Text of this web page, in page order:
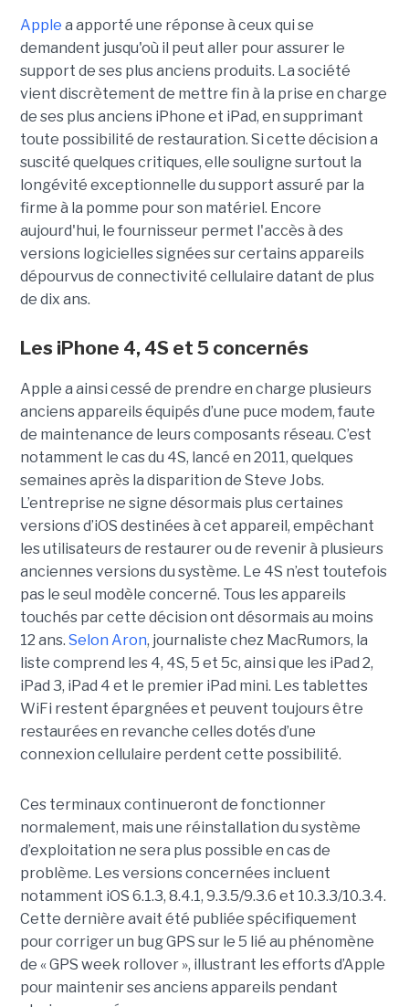
Apple a apporté une réponse à ceux qui se
demandent jusqu'où il peut aller pour assurer le
support de ses plus anciens produits. La société
vient discrètement de mettre fin à la prise en charge
de ses plus anciens iPhone et iPad, en supprimant
toute possibilité de restauration. Si cette décision a
suscité quelques critiques, elle souligne surtout la
longévité exceptionnelle du support assuré par la
firme à la pomme pour son matériel. Encore
aujourd'hui, le fournisseur permet l'accès à des
versions logicielles signées sur certains appareils
dépourvus de connectivité cellulaire datant de plus
de dix ans.
Les iPhone 4, 4S et 5 concernés
Apple a ainsi cessé de prendre en charge plusieurs
anciens appareils équipés d’une puce modem, faute
de maintenance de leurs composants réseau. C’est
notamment le cas du 4S, lancé en 2011, quelques
semaines après la disparition de Steve Jobs.
L’entreprise ne signe désormais plus certaines
versions d’iOS destinées à cet appareil, empêchant
les utilisateurs de restaurer ou de revenir à plusieurs
anciennes versions du système. Le 4S n’est toutefois
pas le seul modèle concerné. Tous les appareils
touchés par cette décision ont désormais au moins
12 ans. Selon Aron, journaliste chez MacRumors, la
liste comprend les 4, 4S, 5 et 5c, ainsi que les iPad 2,
iPad 3, iPad 4 et le premier iPad mini. Les tablettes
WiFi restent épargnées et peuvent toujours être
restaurées en revanche celles dotés d’une
connexion cellulaire perdent cette possibilité.
Ces terminaux continueront de fonctionner
normalement, mais une réinstallation du système
d’exploitation ne sera plus possible en cas de
problème. Les versions concernées incluent
notamment iOS 6.1.3, 8.4.1, 9.3.5/9.3.6 et 10.3.3/10.3.4.
Cette dernière avait été publiée spécifiquement
pour corriger un bug GPS sur le 5 lié au phénomène
de « GPS week rollover », illustrant les efforts d’Apple
pour maintenir ses anciens appareils pendant